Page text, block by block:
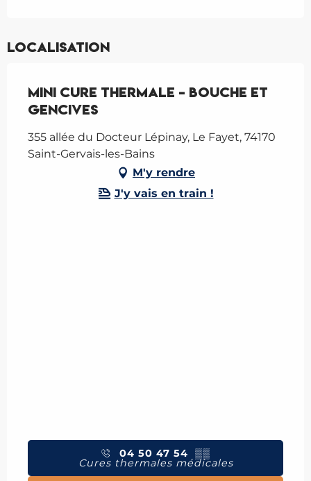
Localisation
Mini cure thermale - Bouche et
gencives
355 allée du Docteur Lépinay, Le Fayet, 74170
Saint-Gervais-les-Bains
M'y rendre
J'y vais en train !
04 50 47 54 ▒▒
Cures thermales médicales